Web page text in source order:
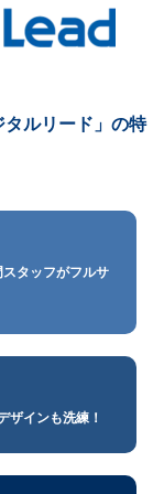
タルリード」の特
タッフがフルサ
ザインも洗練！